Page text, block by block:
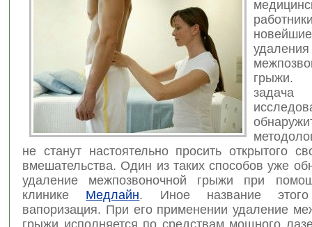
удаления
задача
не станут настоятельно просить открытого
вмешательства. Один из таких способов уже
удаление межпозвоночной грыжи при
клинике Медлайн. Иное название
вапоризация. При его применении удаление
грыжи исполняется по средствам мощного